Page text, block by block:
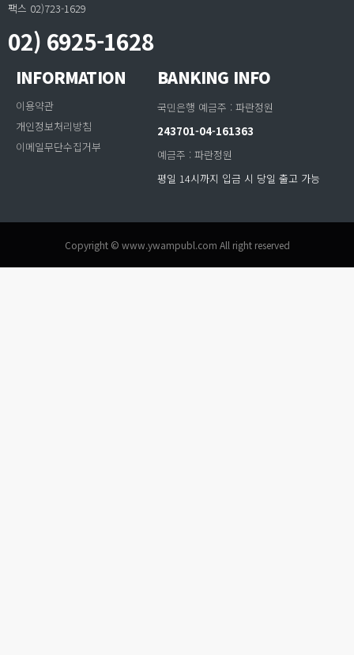
팩스 02)723-1629
02) 6925-1628
INFORMATION
이용약관
개인정보처리방침
이메일무단수집거부
BANKING INFO
국민은행 예금주 : 파란정원
243701-04-161363
예금주 : 파란정원
평일 14시까지 입금 시 당일 출고 가능
Copyright © www.ywampubl.com All right reserved